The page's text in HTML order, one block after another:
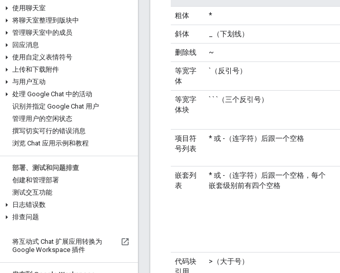
使用聊天室
将聊天室整理到版块中
管理聊天室中的成员
回应消息
使用自定义表情符号
上传和下载附件
与用户互动
处理 Google Chat 中的活动
识别并指定 Google Chat 用户
管理用户的空闲状态
撰写切实可行的错误消息
浏览 Chat 应用示例和教程
部署、测试和问题排查
创建和管理部署
测试交互功能
日志错误数
排查问题
将互动式 Chat 扩展应用转换为
Google Workspace 插件
粗体 *
斜体 _（下划线）
删除线 ~
等宽字
体
`（反引号）
等宽字
体块
` ` `（三个反引号）
项目符
号列表
* 或 -（连字符）后跟一个空格
嵌套列
表
* 或 -（连字符）后跟一个空格，每个
嵌套级别前有四个空格
代码块
>（大于号）